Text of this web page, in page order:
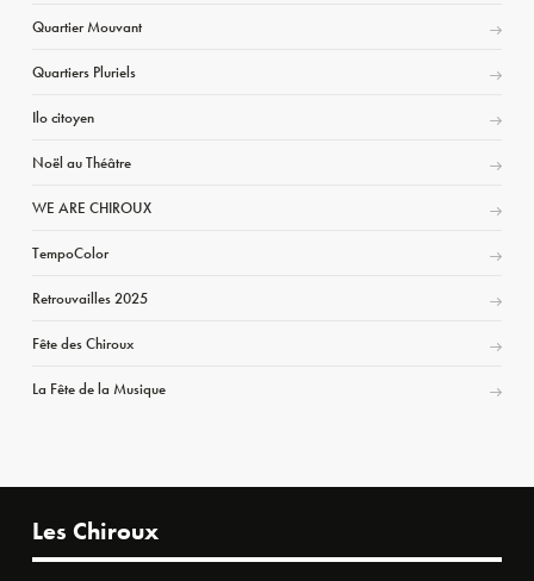
Quartier Mouvant
Quartiers Pluriels
Ilo citoyen
Noël au Théâtre
WE ARE CHIROUX
TempoColor
Retrouvailles 2025
Fête des Chiroux
La Fête de la Musique
Les Chiroux